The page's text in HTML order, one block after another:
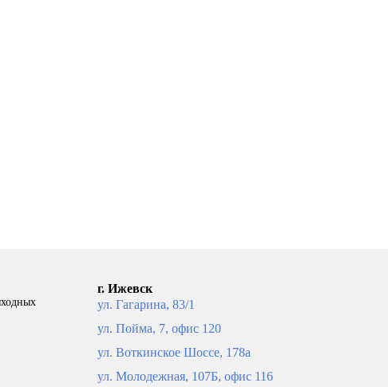
г. Ижевск
ул. Гагарина, 83/1
ул. Пойма, 7, офис 120
ул. Воткинское Шоссе, 178а
ул. Молодежная, 107Б, офис 116